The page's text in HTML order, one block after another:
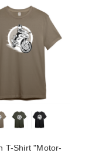
T-Shirt "Motor-